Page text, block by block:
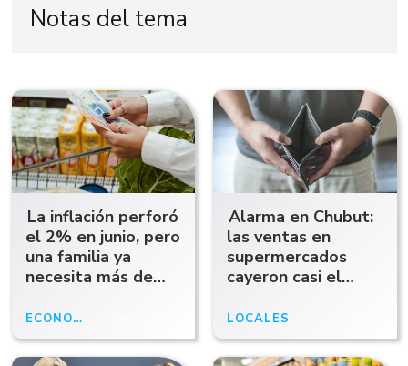
Notas del tema
La inflación perforó
el 2% en junio, pero
una familia ya
necesita más de
no ser pobre
ECONOMÍA
Alarma en Chubut:
las ventas en
supermercados
cayeron casi el
promedio del país
LOCALES